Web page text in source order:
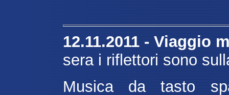
12.11.2011 - Viaggio
sera i riflettori sono
Musica da tasto